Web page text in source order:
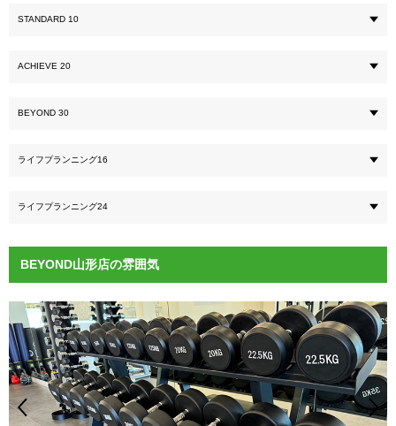
STANDARD 10
ACHIEVE 20
BEYOND 30
ライフプランニング16
ライフプランニング24
BEYOND山形店の雰囲気